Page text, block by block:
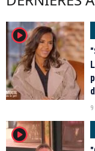
player2
9
player2